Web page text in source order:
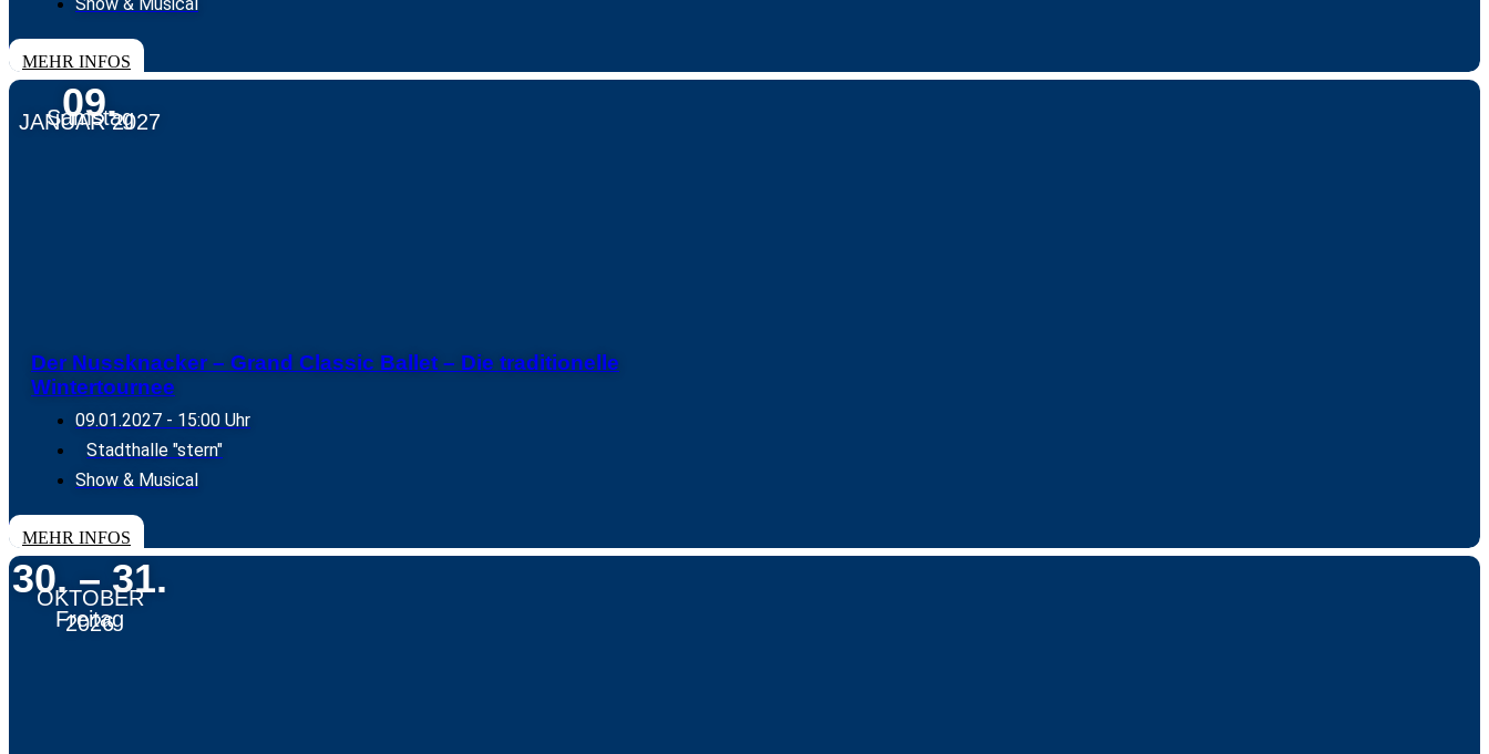
Show & Musical
TICKETS
MEHR INFOS
09.
JANUAR 2027
Samstag
Der Nussknacker – Grand Classic Ballet – Die traditionelle
Wintertournee
09.01.2027 - 15:00 Uhr
Stadthalle "stern"
Show & Musical
TICKETS
MEHR INFOS
30. – 31.
OKTOBER
2026
Freitag